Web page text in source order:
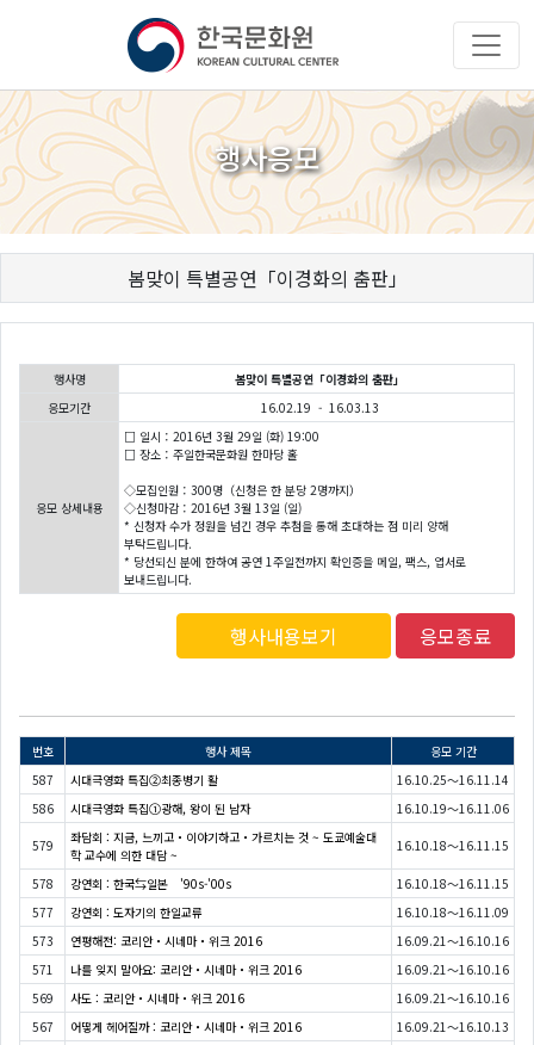
행사응모
봄맞이 특별공연「이경화의 춤판」
행사명
봄맞이 특별공연「이경화의 춤판」
응모기간
16.02.19 - 16.03.13
응모 상세내용
□ 일시：2016년 3월 29일 (화) 19:00
□ 장소：주일한국문화원 한마당 홀
◇모집인원：300명（신청은 한 분당 2명까지）
◇신청마감：2016년 3월 13일 (일)
* 신청자 수가 정원을 넘긴 경우 추첨을 통해 초대하는 점 미리 양해
부탁드립니다.
* 당선되신 분에 한하여 공연 1주일전까지 확인증을 메일, 팩스, 엽서로
보내드립니다.
행사내용보기 응모종료
번호 행사 제목
응모 기간
587
시대극영화 특집②최종병기 활
16.10.25～16.11.14
586
시대극영화 특집①광해, 왕이 된 남자 16.10.19～16.11.06
579
좌담회 : 지금, 느끼고・이야기하고・가르치는 것 ~ 도쿄예술대
학 교수에 의한 대담 ~
16.10.18～16.11.15
578 강연회 : 한국⇆일본 '90s-'00s
16.10.18～16.11.15
577
강연회 : 도자기의 한일교류
16.10.18～16.11.09
573
연평해전: 코리안・시네마・위크 2016
16.09.21～16.10.16
571
나를 잊지 말아요: 코리안・시네마・위크 2016
16.09.21～16.10.16
569
사도 : 코리안・시네마・위크 2016
16.09.21～16.10.16
567
어떻게 헤어질까 : 코리안・시네마・위크 2016
16.09.21～16.10.13